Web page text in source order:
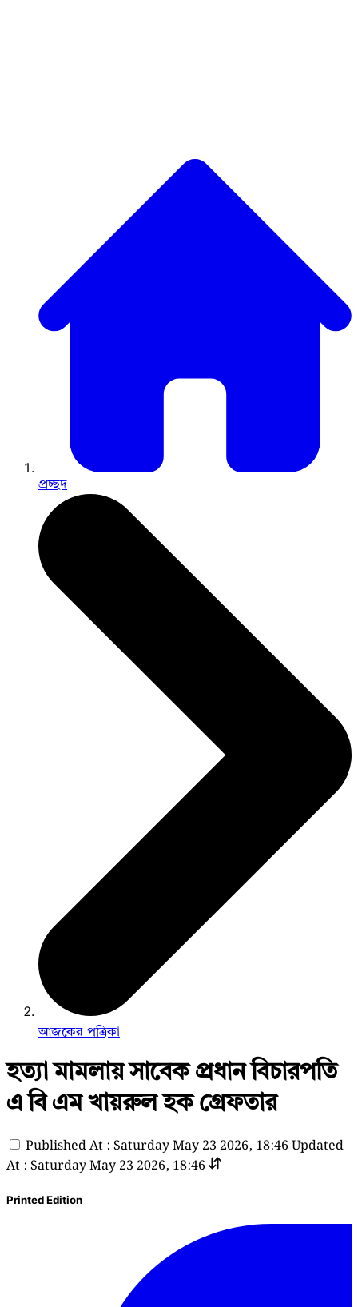
প্রচ্ছদ
আজকের পত্রিকা
হত্যা মামলায় সাবেক প্রধান বিচারপতি
এ বি এম খায়রুল হক গ্রেফতার
Published At : Saturday May 23 2026, 18:46 Updated
At : Saturday May 23 2026, 18:46
Printed Edition